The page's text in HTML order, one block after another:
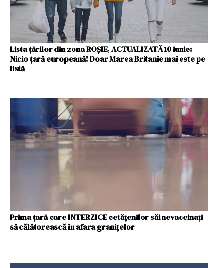
Lista țărilor din zona ROȘIE, ACTUALIZATĂ 10 iunie:
Nicio țară europeană! Doar Marea Britanie mai este pe
listă
Prima țară care INTERZICE cetățenilor săi nevaccinați
să călătorească în afara granițelor